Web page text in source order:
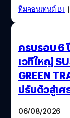
ทีมคอนเทนต์ BT
ครบรอบ 6
เวทีใหญ่
GREEN
ปรับตัวสู่เศ
06/08/2026